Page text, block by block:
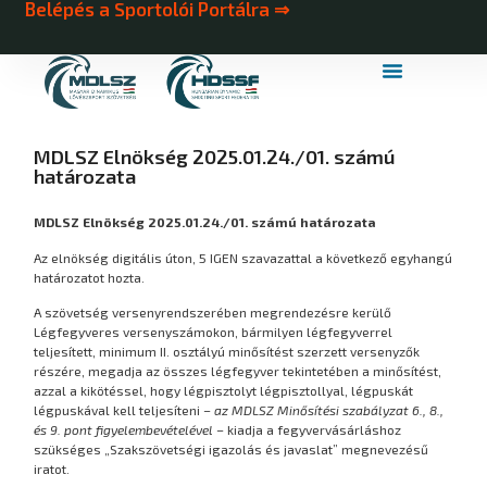
Belépés a Sportolói Portálra ⇒
MDLSZ Elnökség 2025.01.24./01. számú
határozata
MDLSZ Elnökség 2025.01.24./01. számú határozata
Az elnökség digitális úton, 5 IGEN szavazattal a következő egyhangú
határozatot hozta.
A szövetség versenyrendszerében megrendezésre kerülő
Légfegyveres versenyszámokon, bármilyen légfegyverrel
teljesített, minimum II. osztályú minősítést szerzett versenyzők
részére, megadja az összes légfegyver tekintetében a minősítést,
azzal a kikötéssel, hogy légpisztolyt légpisztollyal, légpuskát
légpuskával kell teljesíteni –az MDLSZ Minősítési szabályzat 6., 8.,
és 9. pont figyelembevételével – kiadja a fegyvervásárláshoz
szükséges „Szakszövetségi igazolás és javaslat” megnevezésű
iratot.